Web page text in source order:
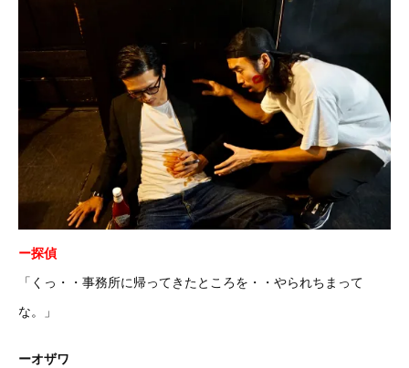
ー探偵
「くっ・・事務所に帰ってきたところを・・やられちまって
な。」
ーオザワ